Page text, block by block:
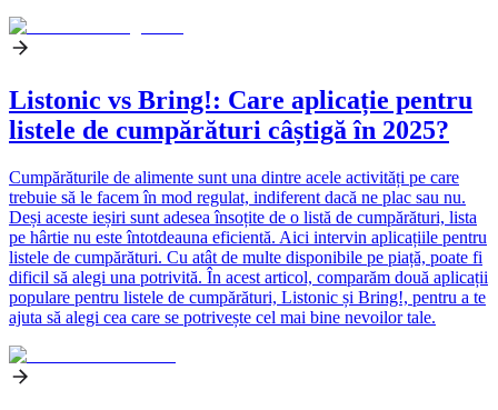
Listonic vs Bring!: Care aplicație pentru
listele de cumpărături câștigă în 2025?
Cumpărăturile de alimente sunt una dintre acele activități pe care
trebuie să le facem în mod regulat, indiferent dacă ne plac sau nu.
Deși aceste ieșiri sunt adesea însoțite de o listă de cumpărături, lista
pe hârtie nu este întotdeauna eficientă. Aici intervin aplicațiile pentru
listele de cumpărături. Cu atât de multe disponibile pe piață, poate fi
dificil să alegi una potrivită. În acest articol, comparăm două aplicații
populare pentru listele de cumpărături, Listonic și Bring!, pentru a te
ajuta să alegi cea care se potrivește cel mai bine nevoilor tale.